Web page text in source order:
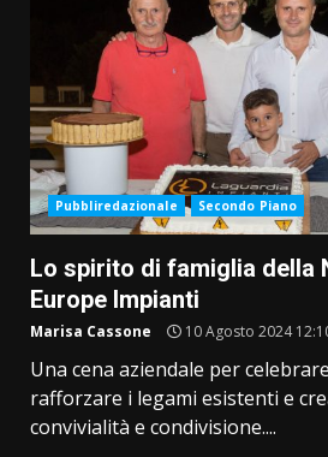
Pubbliredazionale Secondo Piano
Lo spirito di famiglia della
Europe Impianti
Marisa Cassone 10 Agosto 2024
Una cena aziendale per
rafforzare i legami esistenti e
convivialità e condivisione....